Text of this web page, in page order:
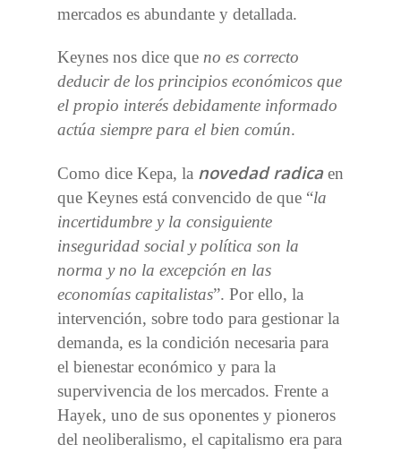
mercados es abundante y detallada.
Keynes nos dice que no es correcto
deducir de los principios económicos que
el propio interés debidamente informado
actúa siempre para el bien común.
Como dice Kepa, la novedad radicaen
que Keynes está convencido de que “la
incertidumbre y la consiguiente
inseguridad social y política son la
norma y no la excepción en las
economías capitalistas”. Por ello, la
intervención, sobre todo para gestionar la
demanda, es la condición necesaria para
el bienestar económico y para la
supervivencia de los mercados. Frente a
Hayek, uno de sus oponentes y pioneros
del neoliberalismo, el capitalismo era para